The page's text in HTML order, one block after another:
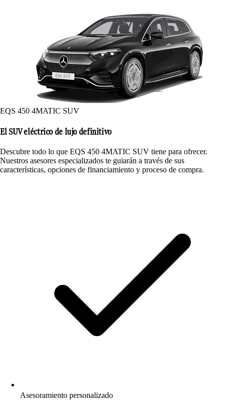
EQS 450 4MATIC SUV
El SUV eléctrico de lujo definitivo
Descubre todo lo que EQS 450 4MATIC SUV tiene para ofrecer.
Nuestros asesores especializados te guiarán a través de sus
características, opciones de financiamiento y proceso de compra.
Asesoramiento personalizado